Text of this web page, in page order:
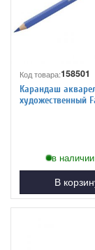
Код товара:158501
Карандаш
художественный
в
В